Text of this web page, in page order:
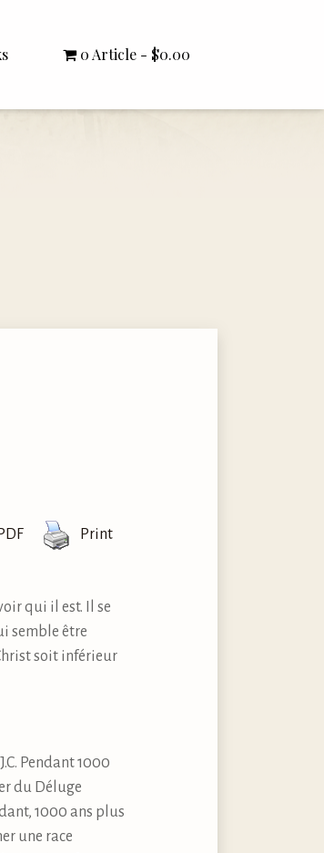
0 Article $0.00
PDF Print
qui il est. Il se
semble être
soit inférieur
Pendant 1000
du Déluge
1000 ans plus
une race